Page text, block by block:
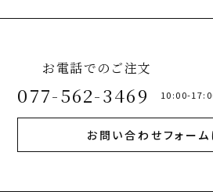
お電話でのご注文
077-562-3469 10:00-
お問い合わせフォーム